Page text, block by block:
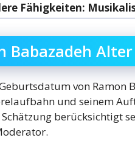
Fähigkeiten:
Babazadeh Alter
von
und seinem
Schätzung berücksichtigt